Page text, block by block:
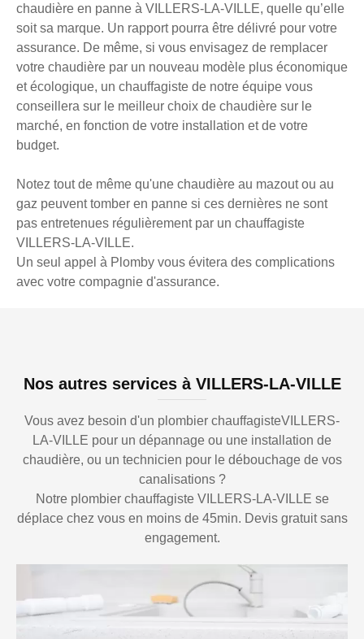
chaudière en panne à VILLERS-LA-VILLE, quelle qu’elle
soit sa marque. Un rapport pourra être délivré pour votre
assurance. De même, si vous envisagez de remplacer
votre chaudière par un nouveau modèle plus économique
et écologique, un chauffagiste de notre équipe vous
conseillera sur le meilleur choix de chaudière sur le
marché, en fonction de votre installation et de votre
budget.
Notez tout de même qu'une chaudière au mazout ou au
gaz peuvent tomber en panne si ces dernières ne sont
pas entretenues régulièrement par un chauffagiste
VILLERS-LA-VILLE.
Un seul appel à Plomby vous évitera des complications
avec votre compagnie d'assurance.
Nos autres services à VILLERS-LA-VILLE
Vous avez besoin d'un plombier chauffagisteVILLERS-
LA-VILLE pour un dépannage ou une installation de
chaudière, ou un technicien pour le débouchage de vos
canalisations ?
Notre plombier chauffagiste VILLERS-LA-VILLE se
déplace chez vous en moins de 45min. Devis gratuit sans
engagement.